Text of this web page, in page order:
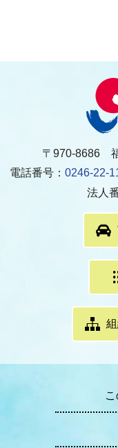
〒970-8686
電話番号： 0246-22-
法人